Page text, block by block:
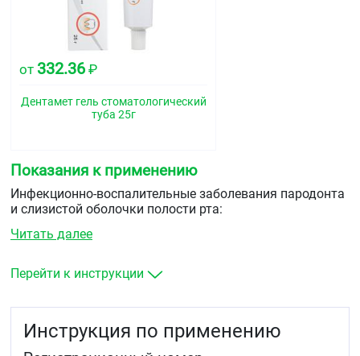
от 332.36 ₽
Дентамет гель стоматологический
туба 25г
Показания к применению
Инфекционно-воспалительные заболевания пародонта
и слизистой оболочки полости рта:
острый (нарушение нормальной функции дёсен,
(разрастание тканей десны) гингивит
острый язвенно-некротический гингивит Винцента
острый (в результате травмы при ортопедическом
лечении) и хронический (нависающие края пломб,
Читать далее
Перейти к инструкции
Инструкция по применению